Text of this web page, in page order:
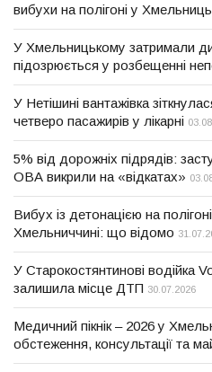
вибухи на полігоні у
У Хмельницькому затримали
підозрюється у розбещенні
У Нетішині вантажівка
четверо пасажирів у лікарні
5% від дорожніх підрядів:
ОВА викрили на «відкатах»
Вибух із детонацією на
Хмельниччині: що відомо
У Старокостянтинові водійка
залишила місце ДТП 30.07.2026
Медичний пікнік – 2026 у
обстеження, консультації та